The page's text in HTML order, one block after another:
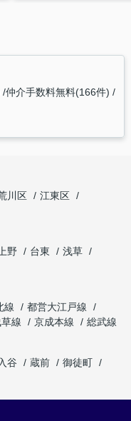
仲介手数料無料(166件)
川区
江東区
野 台東
浅草
線
都営大江戸線
線 京成本線
総武線
入谷 蔵前
御徒町